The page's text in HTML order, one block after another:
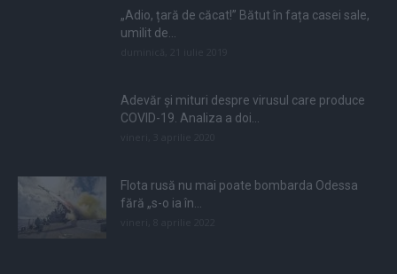
„Adio, țară de căcat!” Bătut în fața casei sale,
umilit de...
Adevăr și mituri despre virusul care produce
COVID-19. Analiza a doi...
Flota rusă nu mai poate bombarda Odessa
fără „s-o ia în...